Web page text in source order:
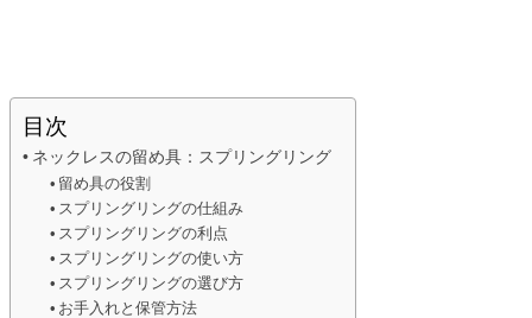
目次
ネックレスの留め具：スプリングリング
留め具の役割
スプリングリングの仕組み
スプリングリングの利点
スプリングリングの使い方
スプリングリングの選び方
お手入れと保管方法